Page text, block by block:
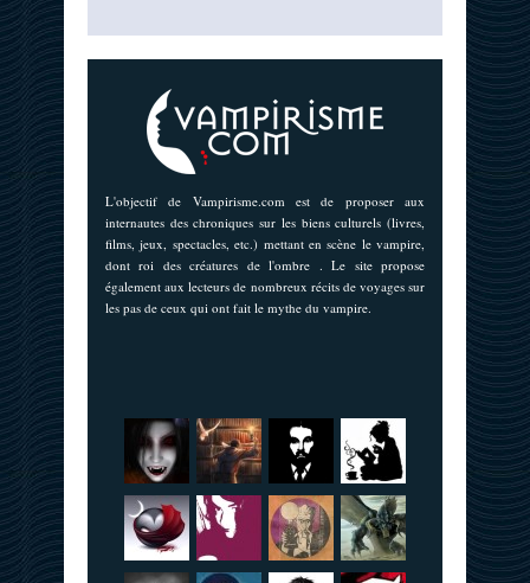
L'objectif de Vampirisme.com est de proposer aux
internautes des chroniques sur les biens culturels (livres,
films, jeux, spectacles, etc.) mettant en scène le vampire,
dont roi des créatures de l'ombre . Le site propose
également aux lecteurs de nombreux récits de voyages sur
les pas de ceux qui ont fait le mythe du vampire.